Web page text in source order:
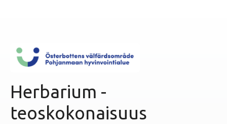
Herbarium -
teoskokonaisuus